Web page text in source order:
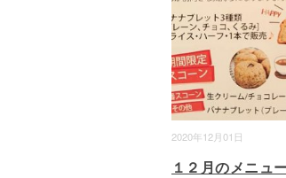
2020年12月01日
１２月のメニュ